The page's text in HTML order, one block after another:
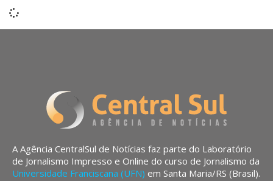
A Agência CentralSul de Notícias faz parte do Laboratório
de Jornalismo Impresso e Online do curso de Jornalismo da
Universidade Franciscana (UFN) em Santa Maria/RS (Brasil).